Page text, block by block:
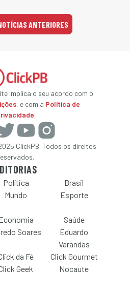
ANTERIORES
implica o seu acordo com o
, e com a Política de
.
ClickPB. Todos os direitos
Política
Brasil
Mundo Esporte
Saúde
Soares
Eduardo
Varandas
da Fé
Click Gourmet
Geek Nocaute